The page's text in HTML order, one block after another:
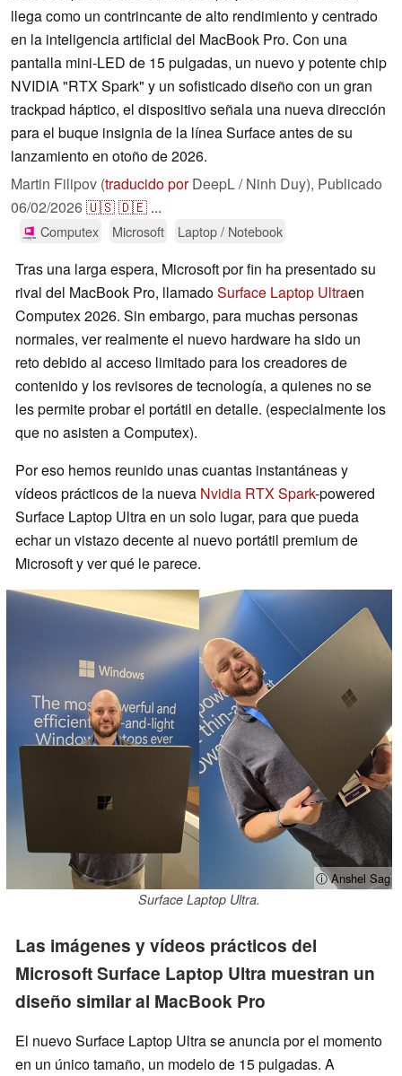
llega como un contrincante de alto rendimiento y centrado
en la inteligencia artificial del MacBook Pro. Con una
pantalla mini-LED de 15 pulgadas, un nuevo y potente chip
NVIDIA "RTX Spark" y un sofisticado diseño con un gran
trackpad háptico, el dispositivo señala una nueva dirección
para el buque insignia de la línea Surface antes de su
lanzamiento en otoño de 2026.
Martin Filipov (traducido porDeepL / Ninh Duy), Publicado
06/02/2026🇺🇸🇩🇪 ...
Computex Microsoft Laptop / Notebook
Tras una larga espera, Microsoft por fin ha presentado su
rival del MacBook Pro, llamadoSurface Laptop Ultraen
Computex 2026. Sin embargo, para muchas personas
normales, ver realmente el nuevo hardware ha sido un
reto debido al acceso limitado para los creadores de
contenido y los revisores de tecnología, a quienes no se
les permite probar el portátil en detalle. (especialmente los
que no asisten a Computex).
Por eso hemos reunido unas cuantas instantáneas y
vídeos prácticos de la nueva Nvidia RTX Spark-powered
Surface Laptop Ultra en un solo lugar, para que pueda
echar un vistazo decente al nuevo portátil premium de
Microsoft y ver qué le parece.
ⓘ Anshel Sag
Surface Laptop Ultra.
Las imágenes y vídeos prácticos del
Microsoft Surface Laptop Ultra muestran un
diseño similar al MacBook Pro
El nuevo Surface Laptop Ultra se anuncia por el momento
en un único tamaño, un modelo de 15 pulgadas. A